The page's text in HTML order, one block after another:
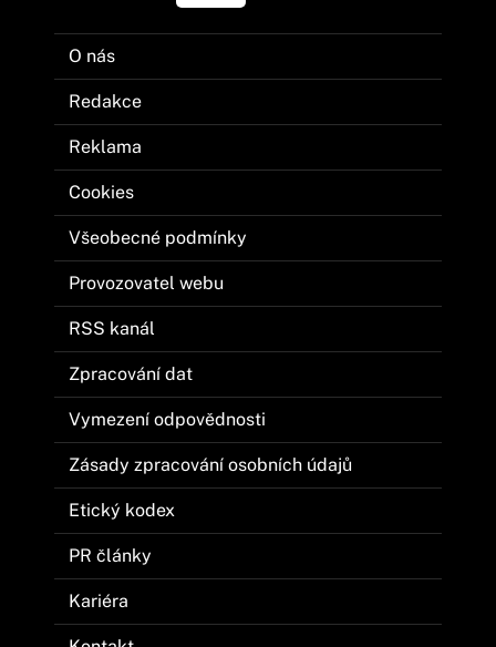
O nás
Redakce
Reklama
Cookies
Všeobecné podmínky
Provozovatel webu
RSS kanál
Zpracování dat
Vymezení odpovědnosti
Zásady zpracování osobních údajů
Etický kodex
PR články
Kariéra